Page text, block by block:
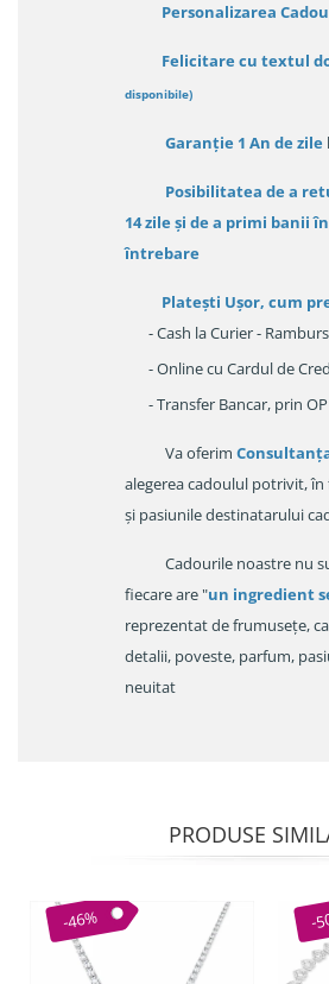
Personalizarea
Felicitare cu textul
disponibile)
Garanție 1 An de zile
Posibilitatea de a
14 zileși de a primi banii
întrebare
Platești Ușor, cum
- Cash la Curier - Ramburs
- Online cu Cardul de
- Transfer Bancar, prin OP
Va oferim
alegerea cadoulul potrivit,
și pasiunile destinatarului
Cadourile noastre nu
fiecare are "un ingredient
reprezentat de frumusețe,
detalii, poveste, parfum,
neuitat
PRODUSE
-46% -